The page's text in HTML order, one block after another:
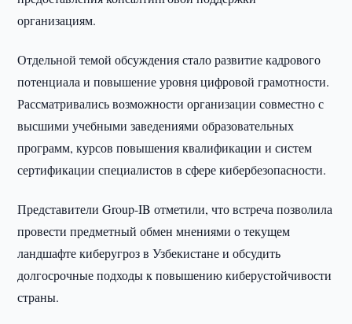
организациям.
Отдельной темой обсуждения стало развитие кадрового
потенциала и повышение уровня цифровой грамотности.
Рассматривались возможности организации совместно с
высшими учебными заведениями образовательных
программ, курсов повышения квалификации и систем
сертификации специалистов в сфере кибербезопасности.
Представители Group-IB отметили, что встреча позволила
провести предметный обмен мнениями о текущем
ландшафте киберугроз в Узбекистане и обсудить
долгосрочные подходы к повышению киберустойчивости
страны.